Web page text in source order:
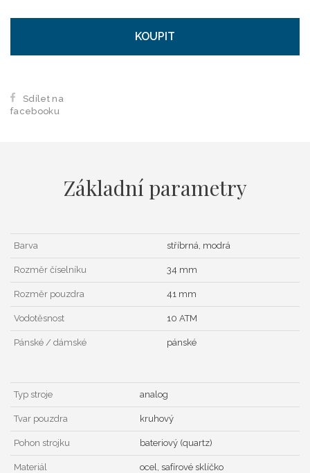
KOUPIT
Sdílet na
facebooku
Základní parametry
Barva stříbrná, modrá
Rozměr číselníku 34 mm
Rozměr pouzdra 41 mm
Vodotěsnost 10 ATM
Pánské / dámské pánské
Typ stroje analog
Tvar pouzdra kruhový
Pohon strojku bateriový (quartz)
Materiál ocel, safírové sklíčko